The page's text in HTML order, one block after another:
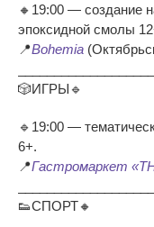
🔸19:00 — создание
эпоксидной смолы
📍Bohemia
🎲ИГРЫ🔹
🔹19:00 —
6+.
📍Гастромаркет
👟СПОРТ🔸